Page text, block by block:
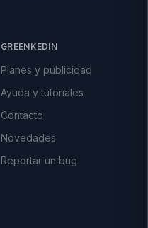
GREENKEDIN
Planes y publicidad
Ayuda y tutoriales
Contacto
Novedades
Reportar un bug